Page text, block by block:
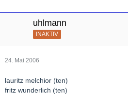
uhlmann
INAKTIV
24. Mai 2006
lauritz melchior (ten)
fritz wunderlich (ten)